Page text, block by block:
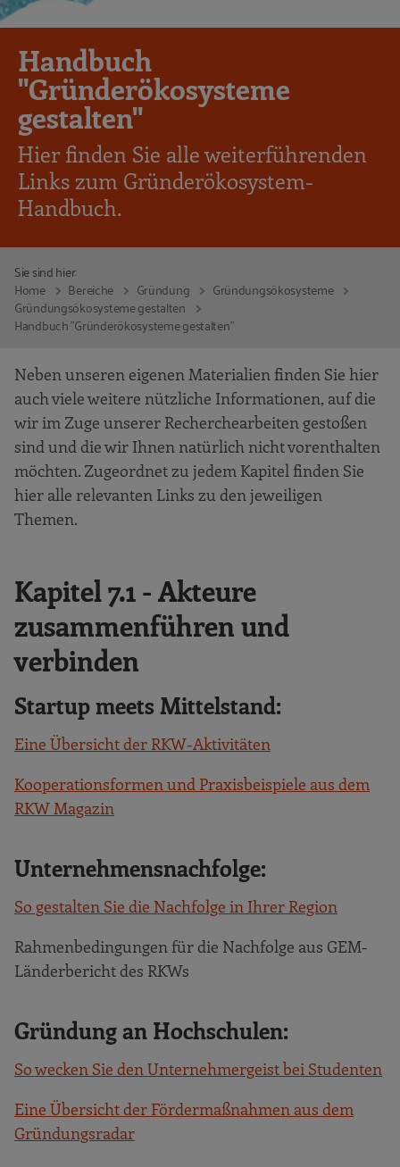
Handbuch
"Gründerökosysteme
gestalten"
Hier finden Sie alle weiterführenden
Links zum Gründerökosystem-
Handbuch.
Sie sind hier:
Home
Bereiche Gründung
Gründungsökosysteme
Gründungsökosysteme gestalten
Handbuch "Gründerökosysteme gestalten"
Neben unseren eigenen Materialien finden Sie hier
auch viele weitere nützliche Informationen, auf die
wir im Zuge unserer Recherchearbeiten gestoßen
sind und die wir Ihnen natürlich nicht vorenthalten
möchten. Zugeordnet zu jedem Kapitel finden Sie
hier alle relevanten Links zu den jeweiligen
Themen.
Kapitel 7.1 - Akteure
zusammenführen und
verbinden
Startup meets Mittelstand:
Eine Übersicht der RKW-Aktivitäten
Kooperationsformen und Praxisbeispiele aus dem
RKW Magazin
Unternehmensnachfolge:
So gestalten Sie die Nachfolge in Ihrer Region
Rahmenbedingungen für die Nachfolge aus GEM-
Länderbericht des RKWs
Gründung an Hochschulen:
So wecken Sie den Unternehmergeist bei Studenten
Eine Übersicht der Fördermaßnahmen aus dem
Gründungsradar